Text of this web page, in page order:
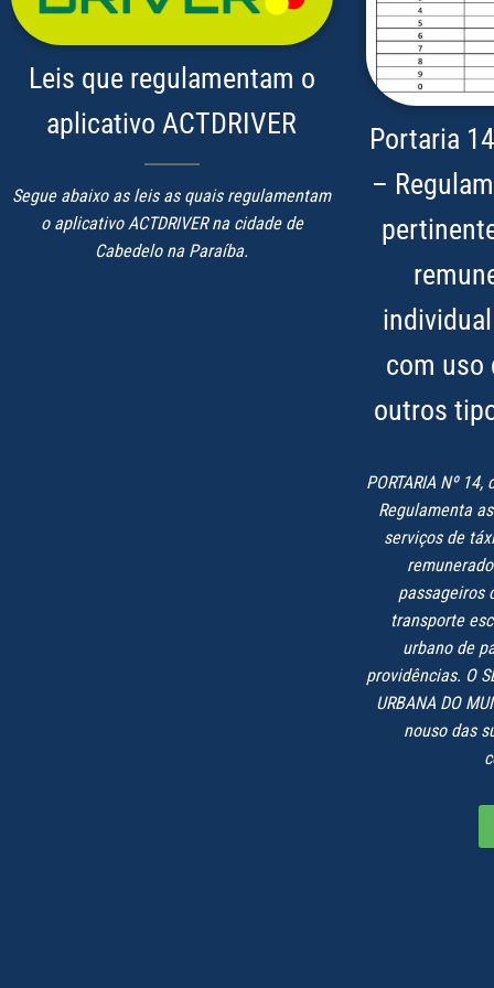
Leis que regulamentam o
aplicativo ACTDRIVER
Segue abaixo as leis as quais regulamentam
o aplicativo ACTDRIVER na cidade de
Cabedelo na Paraíba.
Portaria
–
com uso
outros
PORTARIA Nº
Regulamenta
serviços de
passageiros
transporte
urbano de
providências. O
URBANA DO
nouso das